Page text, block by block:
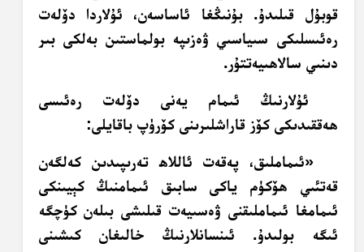
قوبۇل قىلىدۇ. بۇنىڭغا ئاساسەن، ئۇلاردا دۆلەت
رەئىسلىكى سىياسىي ۋەزىپە بولماستىن بەلكى بىر
دىنىي سالاھىيەتتۇر.
ئۇلارنىڭ ئىمام يەنى دۆلەت رەئىسى
ھەققىدىكى كۆز قاراشلىرىنى كۆرۈپ باقايلى:
«ئىماملىق، پەقەت ئاللاھ تەرىپىدىن كەلگەن
قەتئىي ھۆكۈم ياكى سابىق ئىمامنىڭ كېيىنكى
ئىمامغا ئىماملىقنى ۋەسىيەت قىلىشى بىلەن كۈچگە
ئىگە بولىدۇ. ئىنسانلارنىڭ خالىغان كىشىنى